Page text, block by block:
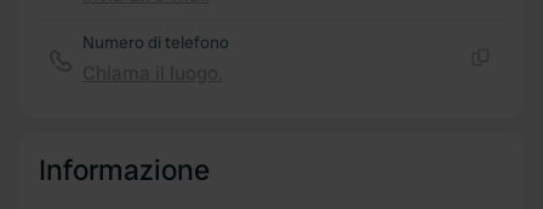
Numero di telefono
Informazione